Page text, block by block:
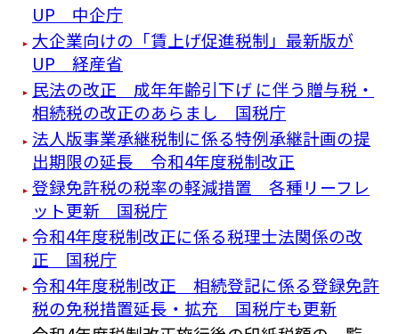
UP 中企庁
大企業向けの「賃上げ促進税制」最新版が
UP 経産省
⺠法の改正 成年年齢引下げ に伴う贈与税・
相続税の改正のあらまし 国税庁
法人版事業承継税制に係る特例承継計画の提
出期限の延長 令和4年度税制改正
登録免許税の税率の軽減措置 各種リーフレ
ット更新 国税庁
令和4年度税制改正に係る税理士法関係の改
正 国税庁
令和4年度税制改正 相続登記に係る登録免許
税の免税措置延長・拡充 国税庁も更新